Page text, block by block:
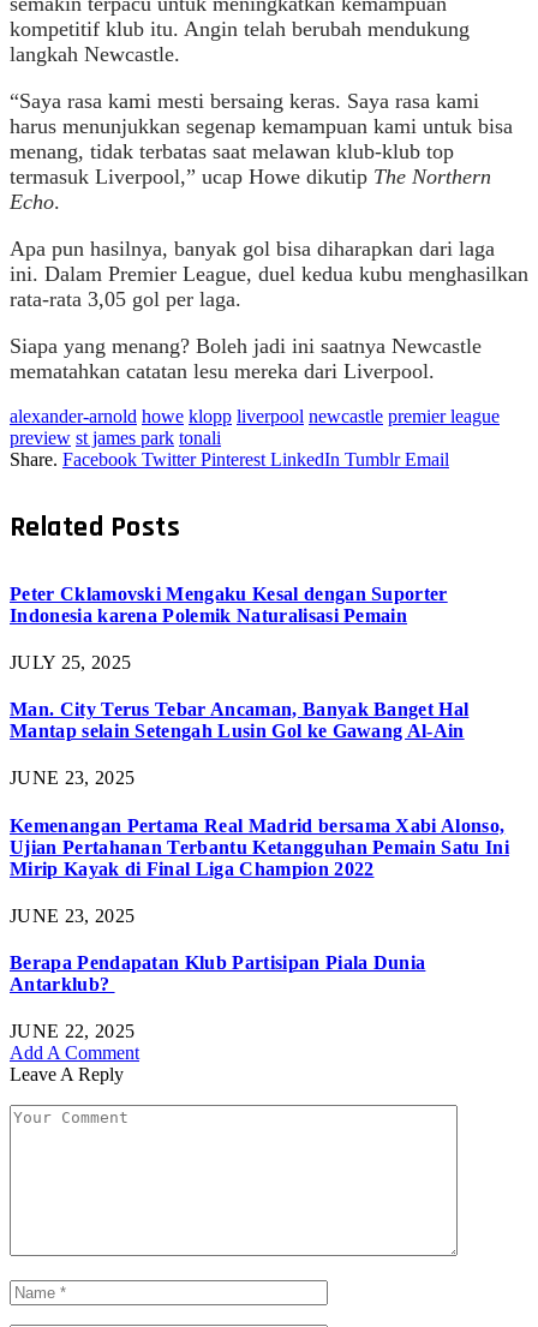
kompetitif klub itu. Angin telah berubah mendukung
langkah Newcastle.
“Saya rasa kami mesti bersaing keras. Saya rasa kami
harus menunjukkan segenap kemampuan kami untuk bisa
menang, tidak terbatas saat melawan klub-klub top
termasuk Liverpool,” ucap Howe dikutip The Northern
Echo.
Apa pun hasilnya, banyak gol bisa diharapkan dari laga
ini. Dalam Premier League, duel kedua kubu menghasilkan
rata-rata 3,05 gol per laga.
Siapa yang menang? Boleh jadi ini saatnya Newcastle
mematahkan catatan lesu mereka dari Liverpool.
alexander-arnold howe klopp liverpool newcastle premier league
preview st james park tonali
Share. Facebook Twitter Pinterest LinkedIn Tumblr Email
Related Posts
Peter Cklamovski Mengaku Kesal dengan Suporter
Indonesia karena Polemik Naturalisasi Pemain
JULY 25, 2025
Man. City Terus Tebar Ancaman, Banyak Banget Hal
Mantap selain Setengah Lusin Gol ke Gawang Al-Ain
JUNE 23, 2025
Kemenangan Pertama Real Madrid bersama Xabi Alonso,
Ujian Pertahanan Terbantu Ketangguhan Pemain Satu Ini
Mirip Kayak di Final Liga Champion 2022
JUNE 23, 2025
Berapa Pendapatan Klub Partisipan Piala Dunia
Antarklub?
JUNE 22, 2025
Add A Comment
Leave A Reply